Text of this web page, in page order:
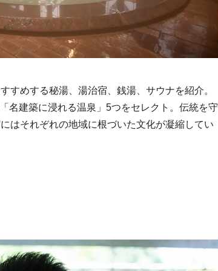
すめする秘湯、湯治宿、銭湯、サウナを紹介。
名建築に浸れる温泉」5つをセレクト。伝統を守
はそれぞれの地域に根づいた文化が凝縮してい